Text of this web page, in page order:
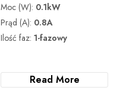
Moc (W): 0.1kW
Prąd (A): 0.8A
Ilość faz:1-fazowy
Read More